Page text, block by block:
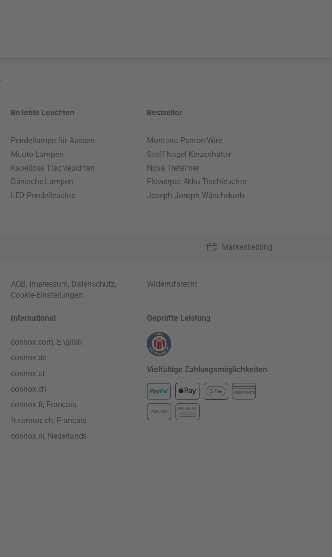
.
Beliebte Leuchten
Pendellampe für Aussen
Muuto Lampen
Kabellose Tischleuchten
Dänische Lampen
LED Pendelleuchte
Bestseller
Montana Panton Wire
Stoff Nagel Kerzenhalter
Nova Treteimer
Flowerpot Akku Tischleuchte
Joseph Joseph Wäschekorb
Markenliebling
AGB, Impressum, Datenschutz,
Cookie-Einstellungen
Widerrufsrecht
International
connox.com, English
connox.de
connox.at
connox.ch
connox.fr, Français
fr.connox.ch, Français
connox.nl, Nederlands
Geprüfte Leistung
Vielfältige Zahlungsmöglichkeiten
KREDITKARTE
VORKASSE
RECHNUNG